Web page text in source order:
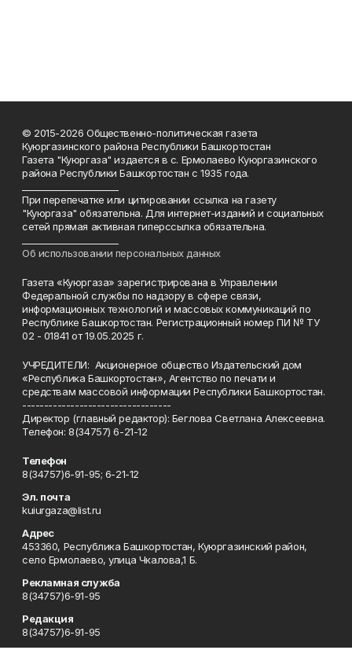
© 2015-2026 Общественно-политическая газета
Куюргазинского района Республики Башкортостан
Газета "Куюргаза" издается в с. Ермолаево Куюргазинского
района Республики Башкортостан с 1935 года.
При перепечатке или цитировании ссылка на газету
"Куюргаза" обязательна. Для интернет-изданий и социальных
сетей прямая активная гиперссылка обязательна.
Об использовании персональных данных
Газета «Куюргаза» зарегистрирована в Управлении
Федеральной службы по надзору в сфере связи,
информационных технологий и массовых коммуникаций по
Республике Башкортостан. Регистрационный номер ПИ № ТУ
02 - 01841 от 19.05.2025 г.
УЧРЕДИТЕЛИ: Акционерное общество Издательский дом
«Республика Башкортостан», Агентство по печати и
средствам массовой информации Республики Башкортостан.
----------------------------------
Директор (главный редактор): Беглова Светлана Алексеевна.
Телефон: 8(34757) 6-21-12
Телефон
8(34757)6-91-95; 6-21-12
Эл. почта
kuiurgaza@list.ru
Адрес
453360, Республика Башкортостан, Куюргазинский район,
село Ермолаево, улица Чкалова,1 Б.
Рекламная служба
8(34757)6-91-95
Редакция
8(34757)6-91-95